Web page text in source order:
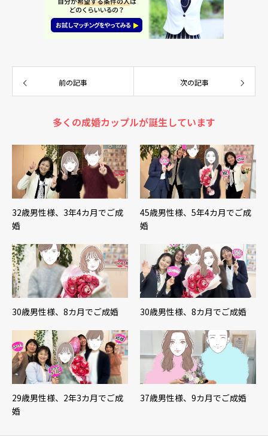
前の記事 次の記事
多くの成婚カップルが誕生しています
32歳男性様、3年4カ月でご成
婚
45歳男性様、5年4カ月でご成
婚
30歳男性様、8カ月でご成婚 30歳男性様、8カ月でご成婚
29歳男性様、2年3カ月でご成
婚
37歳男性様、9カ月でご成婚